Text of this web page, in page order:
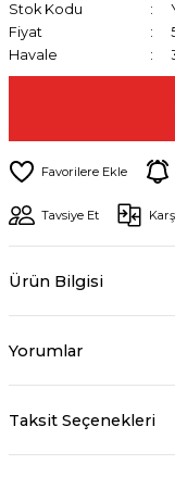
Stok Kodu
Fiyat
Havale
Tavsiye Et
Ürün Bilgisi
Yorumlar
Taksit Seçenekleri